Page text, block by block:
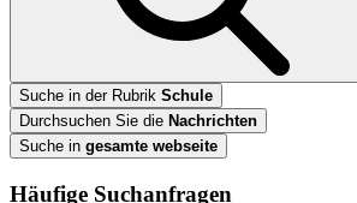
Suche in der Rubrik Schule
Durchsuchen Sie die Nachrichten
Suche in gesamte webseite
Häufige Suchanfragen